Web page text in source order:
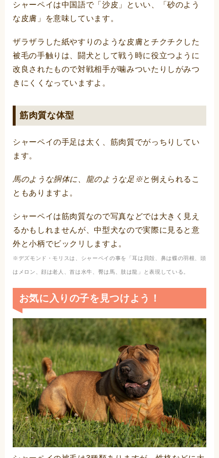
シャーペイは中国語で「沙皮」といい、「砂のよう
な皮膚」を意味しています。
ザラザラした紙やすりのような皮膚とチクチクした
被毛の手触りは、闘犬として戦う時に役立つように
改良されたもので対戦相手が噛みついたりしがみつ
きにくくなっていますよ。
筋肉質な体型
シャーペイの手足は太く、筋肉質でがっちりしてい
ます。
馬のような胴体に、龍のような足※と例えられるこ
ともありますよ。
シャーペイは筋肉質なので写真などでは大きく見え
るかもしれませんが、中型犬なので実際に見ると意
外と小柄でビックリしますよ。
※デズモンド・モリスは、シャーペイの事を「耳は貝殻、鼻は蝶の羽根、頭
はメロン、顔は老人、首は水牛、臀は馬、肢は龍」と表現している。
お気に入りの子を見つけよう！